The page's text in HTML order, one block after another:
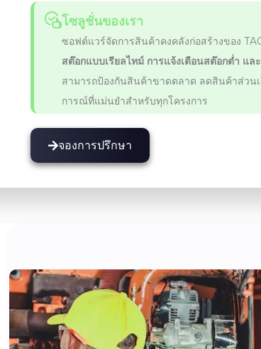
โซลูชั่นของเรา
ซอฟต์แวร์จัดการสินค้าคงคลังก่อสร้างของ
สต๊อกแบบเรียลไทม์ การแจ้งเตือนสต๊อกต่ำ แล
สามารถป้องกันสินค้าขาดตลาด ลดสินค้าส่วน
การณ์ที่แม่นยำสำหรับทุกโครงการ
จองการปรึกษา